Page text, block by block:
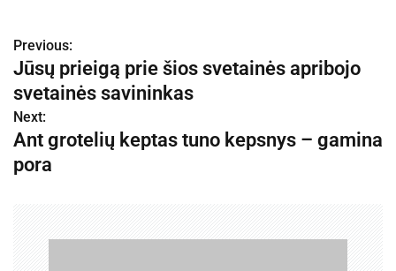
N
a
v
i
Previous:
Jūsų prieigą prie šios svetainės apribojo
svetainės savininkas
Next:
Ant grotelių keptas tuno kepsnys – gamina
pora